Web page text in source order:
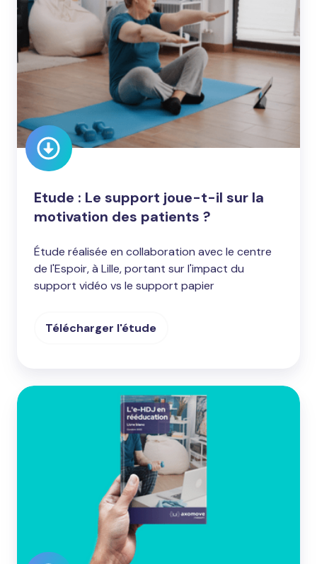
Le
support
joue-
t-
sur
la
motivation
des
Etude : Le support joue-t-il sur la
motivation des patients ?
Étude réalisée en collaboration avec le centre
de l'Espoir, à Lille, portant sur l'impact du
support vidéo vs le support papier
Télécharger l'étude
Livre